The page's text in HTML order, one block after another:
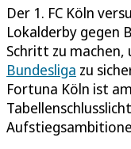
Der 1. FC Köln
Lokalderby gegen
Schritt zu machen,
Bundesliga zu
Fortuna Köln ist